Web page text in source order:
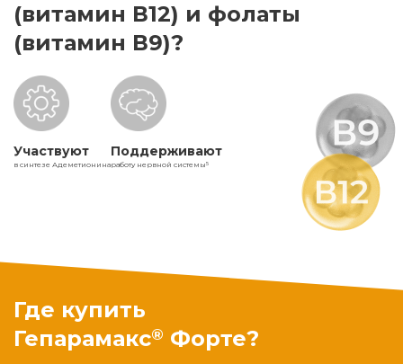
(витамин В12) и фолаты
(витамин В9)?
Участвуют
в синтезе Адеметионина
Поддерживают
работу нервной системы5
Где купить
Гепарамакс® Форте?